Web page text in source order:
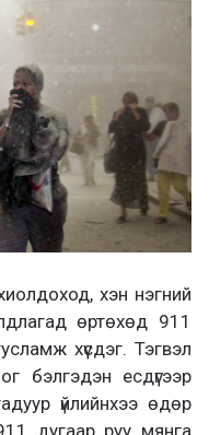
хэн нэгний
өртөхөд 911
хүсдэг. Тэгвэл
бэлгэдэн есдүгээр
үйлийнхээ өдөр
дугаар руу мянга